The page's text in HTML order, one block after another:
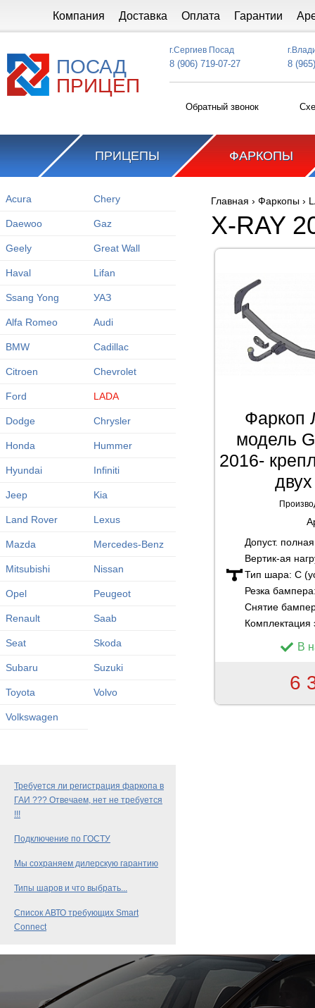
Компания Доставка Оплата Гарантии
ПОСАД
ПРИЦЕП
г.Сергиев Посад
8 (906) 719-07-27 8
Обратный звонок
ПРИЦЕПЫ ФАРКОПЫ
Acura Chery
Daewoo Gaz
Geely Great Wall
Haval Lifan
Ssang Yong УАЗ
Alfa Romeo Audi
BMW Cadillac
Citroen Chevrolet
Ford LADA
Dodge Chrysler
Honda Hummer
Hyundai Infiniti
Jeep Kia
Land Rover Lexus
Mazda Mercedes-Benz
Mitsubishi Nissan
Opel Peugeot
Renault Saab
Seat Skoda
Subaru Suzuki
Toyota Volvo
Volkswagen
Требуется ли регистрация фаркопа в
ГАИ ??? Отвечаем, нет не требуется
!!!
Подключение по ГОСТУ
Мы сохраняем дилерскую гарантию
Типы шаров и что выбрать...
Список АВТО требующих Smart
Connect
Вы здесь
Главная › Фаркопы ›
X-RAY
Фаркоп
модель
2016-
Допуст.
Вертик-ая
Тип шара: C
Резка
Снятие
Комплектация
В
6